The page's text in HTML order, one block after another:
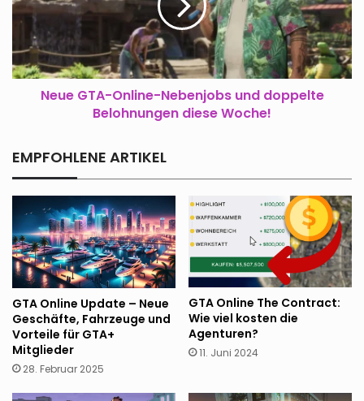
und
doppelte
Belohnungen
diese
Woche!
Neue GTA-Online-Nebenjobs und doppelte
Belohnungen diese Woche!
EMPFOHLENE ARTIKEL
GTA Online Update – Neue
Geschäfte, Fahrzeuge und
Vorteile für GTA+
Mitglieder
28. Februar 2025
GTA Online The Contract:
Wie viel kosten die
Agenturen?
11. Juni 2024